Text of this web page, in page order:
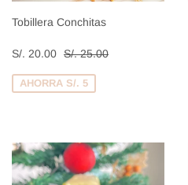
Tobillera Conchitas
Precio
de
venta
S/. 20.00 S/.
20.00
Precio habitual
S/. 25.00
AHORRA S/. 5